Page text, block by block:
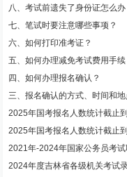
八、考试前遗失了身份证怎么办
七、笔试时要注意哪些事项？
六、如何打印准考证？
五、如何办理减免考试费用手续
四、如何办理报名确认？
三、报名确认的方式、时间和地
2025年国考报名人数统计截止
2025年国考报名人数统计截止
2021年-2024年国家公务员考
2024年度吉林省各级机关考试